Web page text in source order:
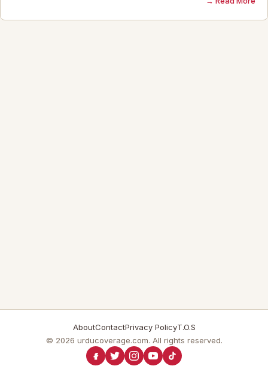
AboutContactPrivacy PolicyT.O.S
© 2026 urducoverage.com. All rights reserved.